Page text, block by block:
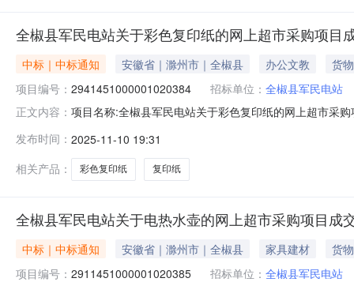
全椒县军民电站关于彩色复印纸的网上超市采购项目
中标｜中标通知 安徽省｜滁州市｜全椒县 办公文教
货物
项目编号： 2941451000001020384 招标单位： 全椒县军民电站
正文内容： 项目名称:全椒县军民电站关于彩色复印纸的网上超市采
三、成交信息交易方式:直接采购成交日期:2025年11月
发布时间： 2025-11-10 19:31
相关产品：
彩色复印纸 复印纸
全椒县军民电站关于电热水壶的网上超市采购项目成
中标｜中标通知 安徽省｜滁州市｜全椒县 家具建材
货物
项目编号： 2911451000001020385 招标单位： 全椒县军民电站